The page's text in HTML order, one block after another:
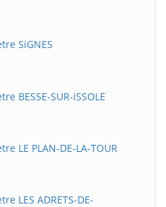
SiGNES
BESSE-SUR-iSSOLE
LE PLAN-DE-LA-TOUR
LES ADRETS-DE-